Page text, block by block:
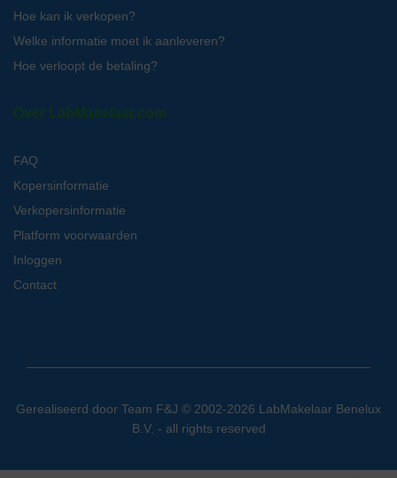
Hoe kan ik verkopen?
Welke informatie moet ik aanleveren?
Hoe verloopt de betaling?
Over LabMakelaar.com
FAQ
Kopersinformatie
Verkopersinformatie
Platform voorwaarden
Inloggen
Contact
Gerealiseerd door Team F&J © 2002-2026 LabMakelaar Benelux
B.V. - all rights reserved